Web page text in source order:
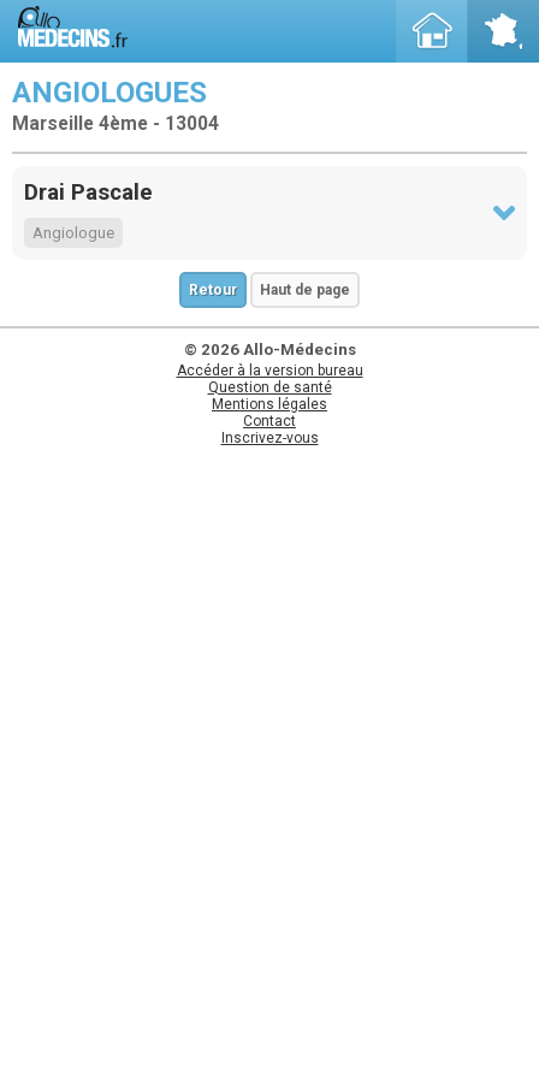
ANGIOLOGUES
Marseille 4ème - 13004
Drai Pascale
Angiologue
Retour Haut de page
© 2026 Allo-Médecins
Accéder à la version bureau
Question de santé
Mentions légales
Contact
Inscrivez-vous